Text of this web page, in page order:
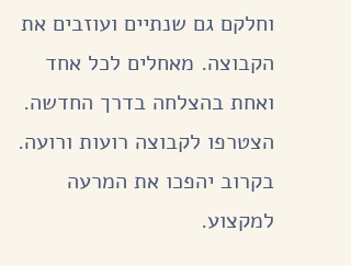
וחלקם גם שנתיים ועוזבים את
הקבוצה. מאחלים לכל אחד
ואחת בהצלחה בדרך החדשה.
הצטרפו לקבוצה רועות ורועה.
בקרוב יהפכו את המרעה
למקצוע.